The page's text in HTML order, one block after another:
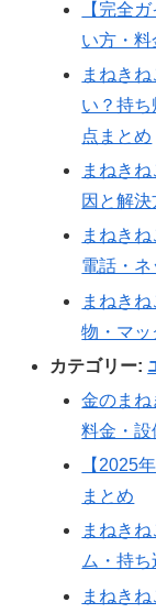
【完全
い方・
まねき
い？持
点まとめ
まねき
因と解
まねき
電話・
まねき
物・マッ
カテゴリー:
金のまね
料金・設
【2025
まとめ
まねき
ム・持ち
まねき